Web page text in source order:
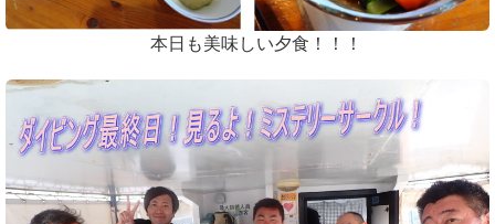
本日も美味しい夕食！！！